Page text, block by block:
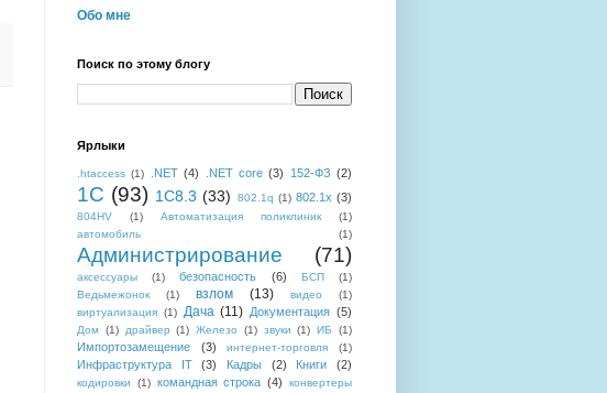
Обо мне
Поиск по этому блогу
Ярлыки
.htaccess (1) .NET (4) .NET core (3) 152-ФЗ (2)
1С (93) 1C8.3 (33) 802.1q (1) 802.1x (3)
804HV (1) Автоматизация поликлиник
(1)
автомобиль
(1)
Администрирование (71)
аксессуары (1) безопасность (6) БСП
(1)
Ведьмежонок
(1) взлом (13) видео
(1)
виртуализация (1) Дача (11) Документация (5)
Дом (1) драйвер (1) Железо (1) звуки (1) ИБ (1)
Импортозамещение (3) интернет-торговля (1)
Инфраструктура IT (3) Кадры (2) Книги (2)
кодировки (1) командная строка (4)
конвертеры